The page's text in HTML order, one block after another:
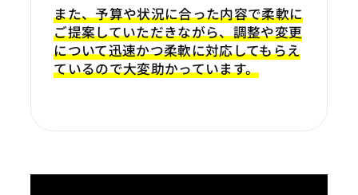
また、予算や状況に合った内容で柔軟に
ご提案していただきながら、調整や変更
について迅速かつ柔軟に対応してもらえ
ているので大変助かっています。